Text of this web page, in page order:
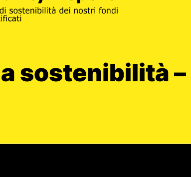
sostenibilità –